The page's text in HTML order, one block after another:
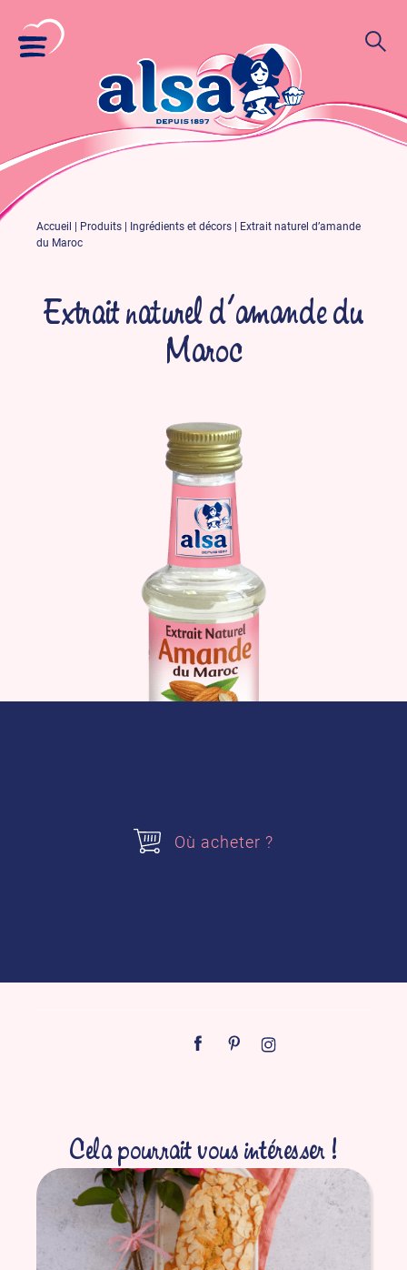
Accueil Produits Ingrédients et décors
Extrait naturel d’amande
du Maroc
Extrait naturel d’amande du
Maroc
Où acheter
Cela pourrait vous intéresser !
Où acheter ?